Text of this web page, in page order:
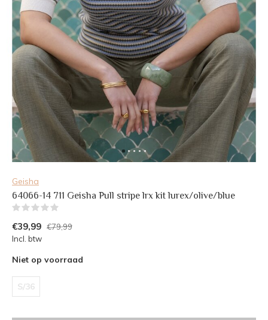
Geisha
64066-14 711 Geisha Pull stripe lrx kit lurex/olive/blue
€39,99 €79,99
Incl. btw
Niet op voorraad
S/36